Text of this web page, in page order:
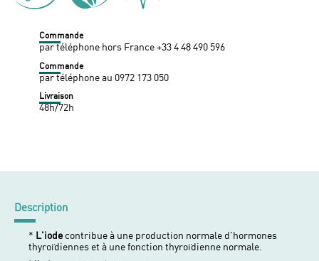
Commande
par téléphone hors France +33 4 48 490 596
Commande
par téléphone au 0972 173 050
Livraison
48h/72h
Description
* L'iodecontribue à une production normale d'hormones
thyroïdiennes et à une fonction thyroïdienne normale.